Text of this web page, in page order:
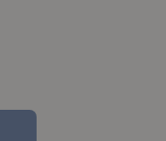
Wert ein oder